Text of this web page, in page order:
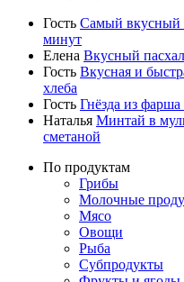
Гость Самый вкусный
минут
Елена Вкусный
Гость Вкусная и
хлеба
Гость Гнёзда из
Наталья Минтай в
сметаной
По продуктам
Грибы
Молочные
Мясо
Овощи
Рыба
Субпродукты